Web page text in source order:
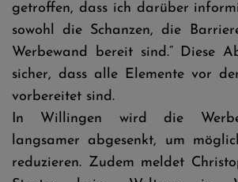
getroffen, dass ich darüber
sowohl die Schanzen, die
Werbewand bereit sind.“ Diese
sicher, dass alle Elemente vor
vorbereitet sind.
In Willingen wird die
langsamer abgesenkt, um
reduzieren. Zudem meldet